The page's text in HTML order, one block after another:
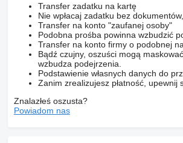
Transfer zadatku na kartę
Nie wpłacaj zadatku bez
Transfer na konto "zaufanej osoby"
Podobna prośba powinna wzbudzić
Transfer na konto firmy o podobnej
Bądź czujny, oszuści mogą
wzbudza podejrzenia.
Podstawienie własnych danych do
Zanim zrealizujesz płatność,
Znalazłeś oszusta?
Powiadom nas